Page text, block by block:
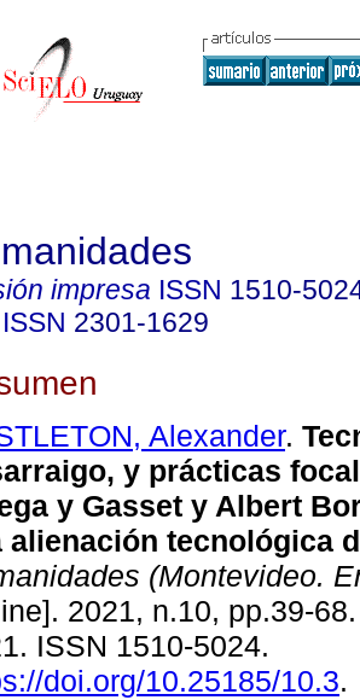
impresa ISSN 1510-
ISSN 2301-1629
Alexander.
y prácticas
y Gasset y Albert
alienación tecnológica
(Montevideo.
2021, n.10, pp.39-
ISSN 1510-5024.
doi.org/10.25185/10.3.